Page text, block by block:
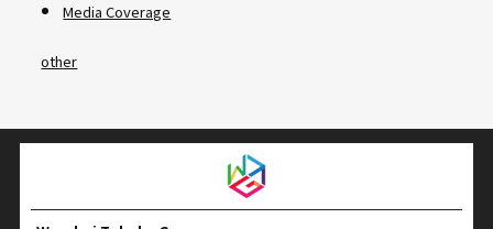
Media Coverage
other